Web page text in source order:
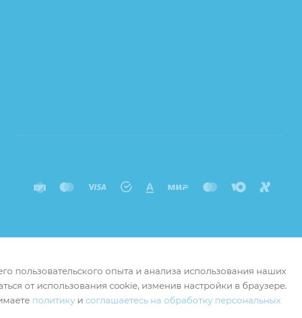
пользовательского опыта и анализа использования наших
от использования cookie, изменив настройки в браузере.
политику и соглашаетесь на обработку персональных